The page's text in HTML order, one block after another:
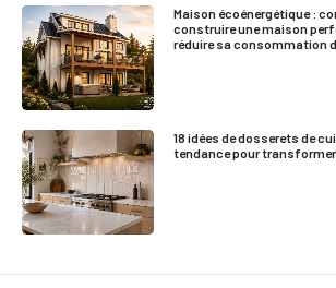
Maison écoénergétique :
construire une maison
réduire sa consommation
18 idées de dosserets de
tendance pour
Un garage avec
une solution de plus
recherchée
Les plans de garage avec logement gagnent
partout au Québec et ailleurs au Canada.